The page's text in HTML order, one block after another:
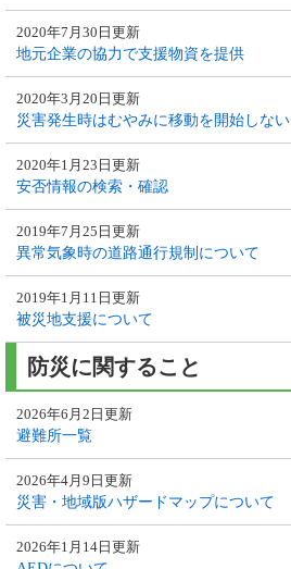
地元企業の協力で支援物資を提供
2020年7月30日更新
災害発生時はむやみに移動を開始しない
2020年3月20日更新
安否情報の検索・確認
2020年1月23日更新
異常気象時の道路通行規制について
2019年7月25日更新
被災地支援について
2019年1月11日更新
防災に関すること
避難所一覧
2026年6月2日更新
災害・地域版ハザードマップについて
2026年4月9日更新
2026年1月14日更新